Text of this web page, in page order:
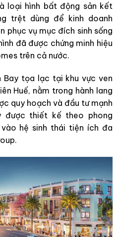
loại hình bất động sản kết
trệt dùng để kinh doanh
phục vụ mục đích sinh sống
đã được chứng minh hiệu
trên cả nước.
Bay tọa lạc tại khu vực ven
Huế, nằm trong hành lang
quy hoạch và đầu tư mạnh
được thiết kế theo phong
hệ sinh thái tiện ích đa